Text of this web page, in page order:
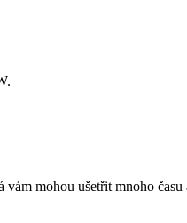
mohou ušetřit mnoho